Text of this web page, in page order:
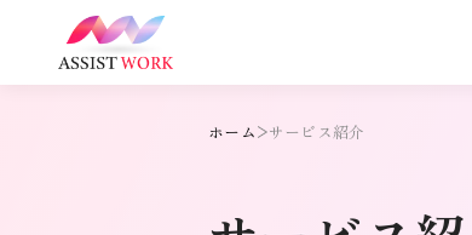
ホーム サービス紹介